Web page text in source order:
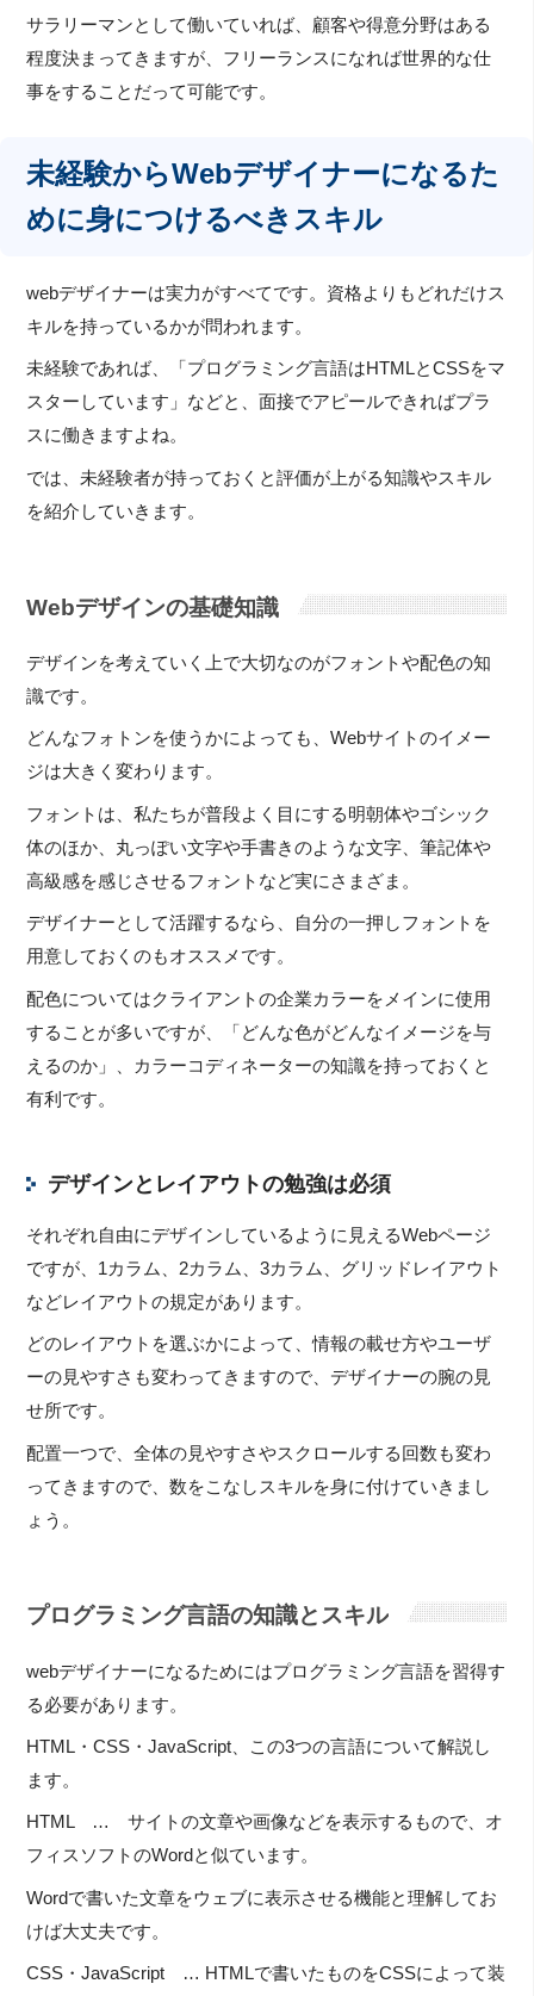
サラリーマンとして働いていれば、顧客や得意分野はある
程度決まってきますが、フリーランスになれば世界的な仕
事をすることだって可能です。
未経験からWebデザイナーになるた
めに身につけるべきスキル
webデザイナーは実力がすべてです。資格よりもどれだけス
キルを持っているかが問われます。
未経験であれば、「プログラミング言語はHTMLとCSSをマ
スターしています」などと、面接でアピールできればプラ
スに働きますよね。
では、未経験者が持っておくと評価が上がる知識やスキル
を紹介していきます。
Webデザインの基礎知識
デザインを考えていく上で大切なのがフォントや配色の知
識です。
どんなフォトンを使うかによっても、Webサイトのイメー
ジは大きく変わります。
フォントは、私たちが普段よく目にする明朝体やゴシック
体のほか、丸っぽい文字や手書きのような文字、筆記体や
高級感を感じさせるフォントなど実にさまざま。
デザイナーとして活躍するなら、自分の一押しフォントを
用意しておくのもオススメです。
配色についてはクライアントの企業カラーをメインに使用
することが多いですが、「どんな色がどんなイメージを与
えるのか」、カラーコディネーターの知識を持っておくと
有利です。
デザインとレイアウトの勉強は必須
それぞれ自由にデザインしているように見えるWebページ
ですが、1カラム、2カラム、3カラム、グリッドレイアウト
などレイアウトの規定があります。
どのレイアウトを選ぶかによって、情報の載せ方やユーザ
ーの見やすさも変わってきますので、デザイナーの腕の見
せ所です。
配置一つで、全体の見やすさやスクロールする回数も変わ
ってきますので、数をこなしスキルを身に付けていきまし
ょう。
プログラミング言語の知識とスキル
webデザイナーになるためにはプログラミング言語を習得す
る必要があります。
HTML・CSS・JavaScript、この3つの言語について解説し
ます。
HTML … サイトの文章や画像などを表示するもので、オ
フィスソフトのWordと似ています。
Wordで書いた文章をウェブに表示させる機能と理解してお
けば大丈夫です。
CSS・JavaScript … HTMLで書いたものをCSSによって装